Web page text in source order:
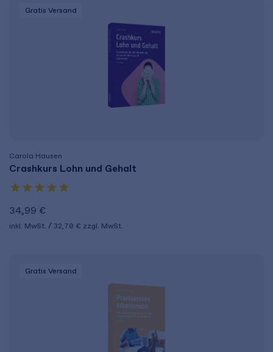
Gratis Versand
Carola Hausen
Crashkurs Lohn und Gehalt
34,99 €
inkl. MwSt. 32,70 € zzgl. MwSt.
Gratis Versand